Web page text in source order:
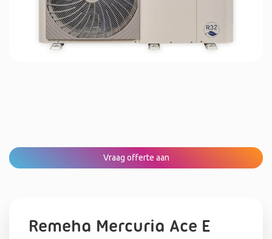
Vraag offerte aan
Remeha Mercuria Ace E